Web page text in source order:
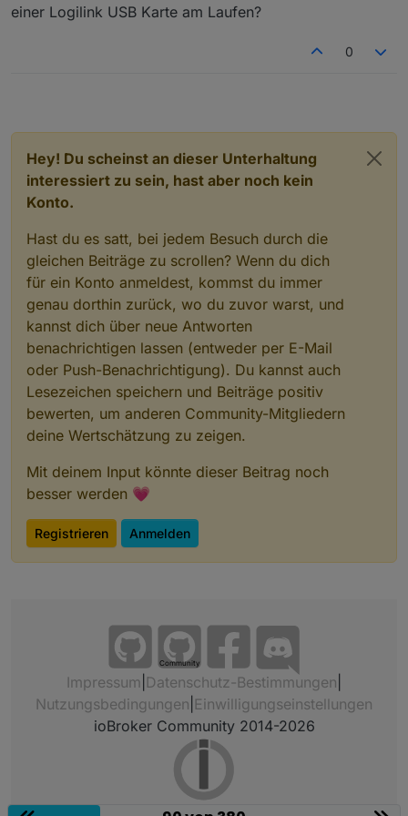
"Sounds und die Playlists/Favoriten für den
war er auch schnell wieder außer Betracht.
Eindruck, dass er trotz mancher noch existierender
Du in Deinen Adapter investiert hast, und wie einfach
Wanderung durch den Favoriten-Zweig im
das SqueezeBox RPC Thema einstiegen. Ich denke,
einer Logilink USB Karte am Laufen?
0
Hey! Du scheinst an dieser Unterhaltung
interessiert zu sein, hast aber noch kein
Konto.
Hast du es satt, bei jedem Besuch durch die
gleichen Beiträge zu scrollen? Wenn du dich
für ein Konto anmeldest, kommst du immer
genau dorthin zurück, wo du zuvor warst, und
kannst dich über neue Antworten
benachrichtigen lassen (entweder per E-Mail
oder Push-Benachrichtigung). Du kannst auch
Lesezeichen speichern und Beiträge positiv
bewerten, um anderen Community-Mitgliedern
deine Wertschätzung zu zeigen.
Mit deinem Input könnte dieser Beitrag noch
besser werden 💗
Registrieren Anmelden
Community
Impressum Datenschutz-Bestimmungen
Nutzungsbedingungen Einwilligungseinstellungen
ioBroker Community 2014-2026